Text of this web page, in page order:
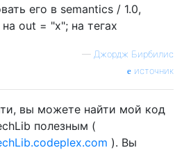
его в semantics / 1.0,
out = "x"; на тегах
— Джордж Бирбилис
источник
вы можете найти мой код
полезным (
). Вы